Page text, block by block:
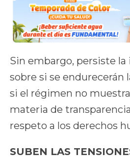
Sin embargo, persiste
sobre si se endurecerán
si el régimen no
materia de
respeto a los derechos
SUBEN LAS